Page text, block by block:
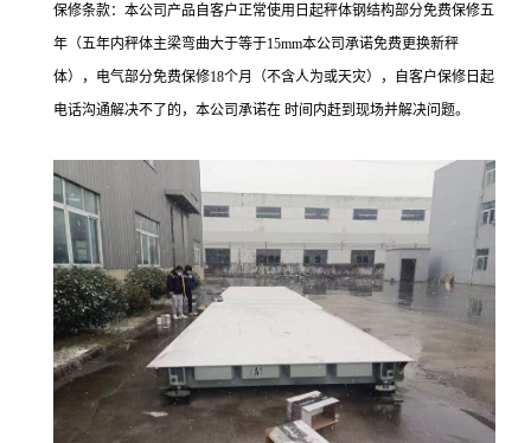
保修条款： 本公司产品自客户正常使用日起秤体钢结构部分免费保修五
年（五年内秤体主梁弯曲大于等于15mm本公司承诺免费更换新秤
体），电气部分免费保修18个月（不含人为或天灾），自客户保修日起
电话沟通解决不了的，本公司承诺在 时间内赶到现场并解决问题。